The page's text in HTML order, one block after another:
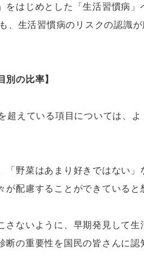
はじめとした「生活習慣病
、生活習慣病のリスクの認識
別の比率】
超えている項目については、
「野菜はあまり好きではない
配慮することができていると
さないように、早期発見して
断の重要性を国民の皆さんに